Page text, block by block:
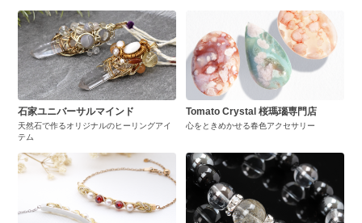
石家ユニバーサルマインド
天然石で作るオリジナルのヒーリングアイ
テム
Tomato Crystal 桜瑪瑙専門店
心をときめかせる春色アクセサリー